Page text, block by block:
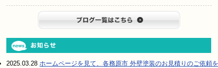
2025.03.28ホームページを見て、各務原市 外壁塗装のお見積りのご依頼